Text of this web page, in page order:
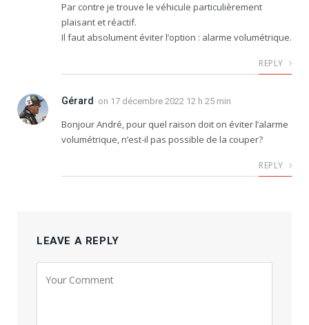
Par contre je trouve le véhicule particulièrement
plaisant et réactif.
Il faut absolument éviter l’option : alarme volumétrique.
REPLY
Gérard on 17 décembre 2022 12 h 25 min
Bonjour André, pour quel raison doit on éviter l’alarme
volumétrique, n’est-il pas possible de la couper?
REPLY
LEAVE A REPLY